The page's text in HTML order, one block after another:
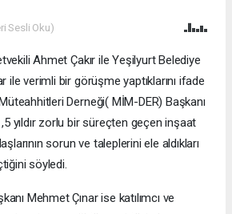
Sesli Oku)
Ahmet Çakır ile Yeşilyurt Belediye
ile verimli bir görüşme yaptıklarını ifade
Derneği( MİM-DER) Başkanı
yıldır zorlu bir süreçten geçen inşaat
sorun ve taleplerini ele aldıkları
söyledi.
Mehmet Çınar ise katılımcı ve